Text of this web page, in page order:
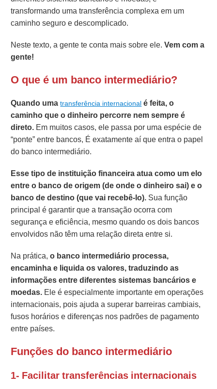
transformando uma transferência complexa em um
caminho seguro e descomplicado.
Neste texto, a gente te conta mais sobre ele.Vem com a
gente!
O que é um banco intermediário?
Quando umatransferência internacional é feita, o
caminho que o dinheiro percorre nem sempre é
direto. Em muitos casos, ele passa por uma espécie de
“ponte” entre bancos, É exatamente aí que entra o papel
do banco intermediário.
Esse tipo de instituição financeira atua como um elo
entre o banco de origem (de onde o dinheiro sai) e o
banco de destino (que vai recebê-lo). Sua função
principal é garantir que a transação ocorra com
segurança e eficiência, mesmo quando os dois bancos
envolvidos não têm uma relação direta entre si.
Na prática,o banco intermediário processa,
encaminha e liquida os valores, traduzindo as
informações entre diferentes sistemas bancários e
moedas. Ele é especialmente importante em operações
internacionais, pois ajuda a superar barreiras cambiais,
fusos horários e diferenças nos padrões de pagamento
entre países.
Funções do banco intermediário
1- Facilitar transferências internacionais